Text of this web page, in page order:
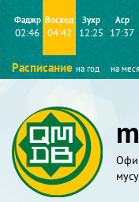
Фаджр
02:46
Восход
04:42
Зухр
12:25
Аср
17:37
Расписание на год на